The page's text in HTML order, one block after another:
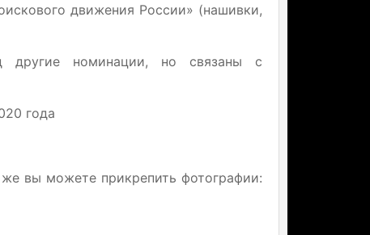
движения России» (нашивки,
другие номинации, но связаны с
года
же вы можете прикрепить фотографии: